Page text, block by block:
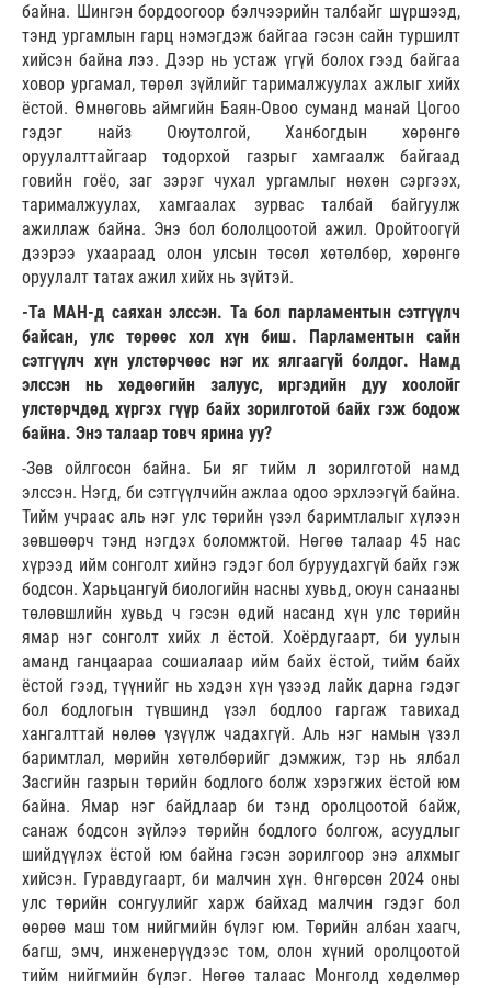
байна. Шингэн бордоогоор бэлчээрийн талбайг шүршээд,
тэнд ургамлын гарц нэмэгдэж байгаа гэсэн сайн туршилт
хийсэн байна лээ. Дээр нь устаж үгүй болох гээд байгаа
ховор ургамал, төрөл зүйлийг тарималжуулах ажлыг хийх
ёстой. Өмнөговь аймгийн Баян-Овоо суманд манай Цогоо
гэдэг найз Оюутолгой, Ханбогдын хөрөнгө
оруулалттайгаар тодорхой газрыг хамгаалж байгаад
говийн гоёо, заг зэрэг чухал ургамлыг нөхөн сэргээх,
тарималжуулах, хамгаалах зурвас талбай байгуулж
ажиллаж байна. Энэ бол бололцоотой ажил. Оройтоогүй
дээрээ ухаараад олон улсын төсөл хөтөлбөр, хөрөнгө
оруулалт татах ажил хийх нь зүйтэй.
-Та МАН-д саяхан элссэн. Та бол парламентын сэтгүүлч
байсан, улс төрөөс хол хүн биш. Парламентын сайн
сэтгүүлч хүн улстөрчөөс нэг их ялгаагүй болдог. Намд
элссэн нь хөдөөгийн залуус, иргэдийн дуу хоолойг
улстөрчдөд хүргэх гүүр байх зорилготой байх гэж бодож
байна. Энэ талаар товч ярина уу?
-Зөв ойлгосон байна. Би яг тийм л зорилготой намд
элссэн. Нэгд, би сэтгүүлчийн ажлаа одоо эрхлээгүй байна.
Тийм учраас аль нэг улс төрийн үзэл баримтлалыг хүлээн
зөвшөөрч тэнд нэгдэх боломжтой. Нөгөө талаар 45 нас
хүрээд ийм сонголт хийнэ гэдэг бол буруудахгүй байх гэж
бодсон. Харьцангуй биологийн насны хувьд, оюун санааны
төлөвшлийн хувьд ч гэсэн өдий насанд хүн улс төрийн
ямар нэг сонголт хийх л ёстой. Хоёрдугаарт, би уулын
аманд ганцаараа сошиалаар ийм байх ёстой, тийм байх
ёстой гээд, түүнийг нь хэдэн хүн үзээд лайк дарна гэдэг
бол бодлогын түвшинд үзэл бодлоо гаргаж тавихад
хангалттай нөлөө үзүүлж чадахгүй. Аль нэг намын үзэл
баримтлал, мөрийн хөтөлбөрийг дэмжиж, тэр нь ялбал
Засгийн газрын төрийн бодлого болж хэрэгжих ёстой юм
байна. Ямар нэг байдлаар би тэнд оролцоотой байж,
санаж бодсон зүйлээ төрийн бодлого болгож, асуудлыг
шийдүүлэх ёстой юм байна гэсэн зорилгоор энэ алхмыг
хийсэн. Гуравдугаарт, би малчин хүн. Өнгөрсөн 2024 оны
улс төрийн сонгуулийг харж байхад малчин гэдэг бол
өөрөө маш том нийгмийн бүлэг юм. Төрийн албан хаагч,
багш, эмч, инженерүүдээс том, олон хүний оролцоотой
тийм нийгмийн бүлэг. Нөгөө талаас Монголд хөдөлмөр